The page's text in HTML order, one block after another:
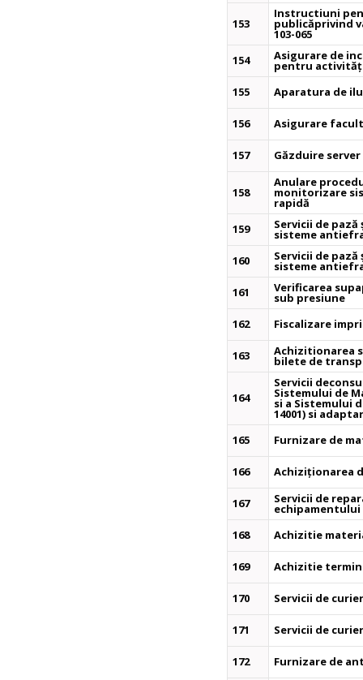
153
Instructiuni
publicăprivind
103-065
154
Asigurare de
pentru
155
Aparatura de
156 Asigurare
157 Găzduire
158
Anulare
monitorizare
rapidă
159
Servicii de
sisteme
160
Servicii de
sisteme
161
Verificarea
sub presiune
162
Fiscalizare
163 Achizitionarea
bilete de
164
Servicii
Sistemului de
si a Sistemului
14001) si
165
Furnizare de
166 Achiziționarea
167 Servicii de
168
Achizitie
169 Achizitie
170 Servicii de
171 Servicii de
172 Furnizare de